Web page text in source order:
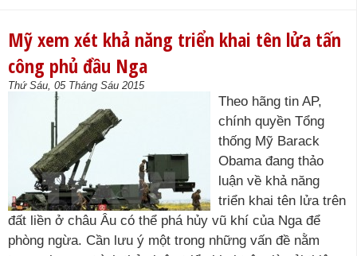
Mỹ xem xét khả năng triển khai tên lửa tấn
công phủ đầu Nga
Thứ Sáu, 05 Tháng Sáu 2015
Theo hãng tin AP,
chính quyền Tổng
thống Mỹ Barack
Obama đang thảo
luận về khả năng
triển khai tên lửa trên
đất liền ở châu Âu có thể phá hủy vũ khí của Nga để
phòng ngừa. Cần lưu ý một trong những vấn đề nằm